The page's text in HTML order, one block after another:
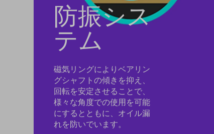
防振シス
テム
磁気リングによりベアリン
グシャフトの傾きを抑え、
回転を安定させることで、
様々な角度での使用を可能
にするとともに、オイル漏
れを防いでいます。